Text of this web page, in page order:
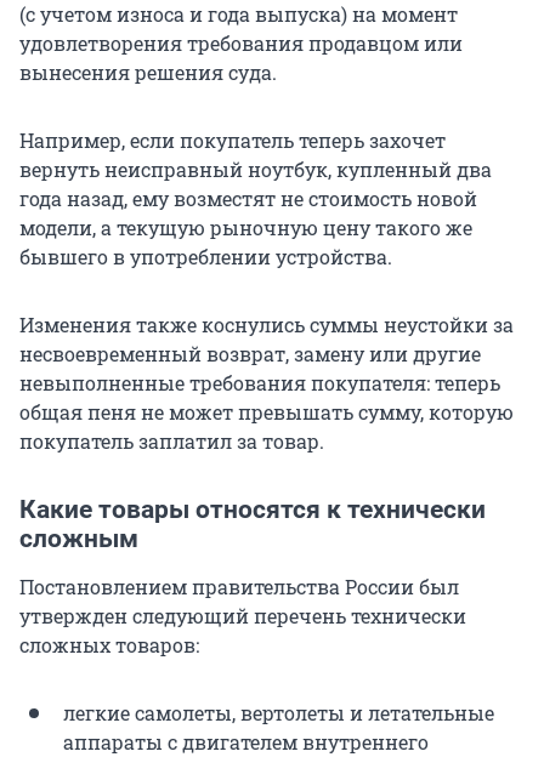
(с учетом износа и года выпуска) на момент
удовлетворения требования продавцом или
вынесения решения суда.
Например, если покупатель теперь захочет
вернуть неисправный ноутбук, купленный два
года назад, ему возместят не стоимость новой
модели, а текущую рыночную цену такого же
бывшего в употреблении устройства.
Изменения также коснулись суммы неустойки за
несвоевременный возврат, замену или другие
невыполненные требования покупателя: теперь
общая пеня не может превышать сумму, которую
покупатель заплатил за товар.
Какие товары относятся к технически
сложным
Постановлением правительства России был
утвержден следующий перечень технически
сложных товаров:
легкие самолеты, вертолеты и летательные
аппараты с двигателем внутреннего